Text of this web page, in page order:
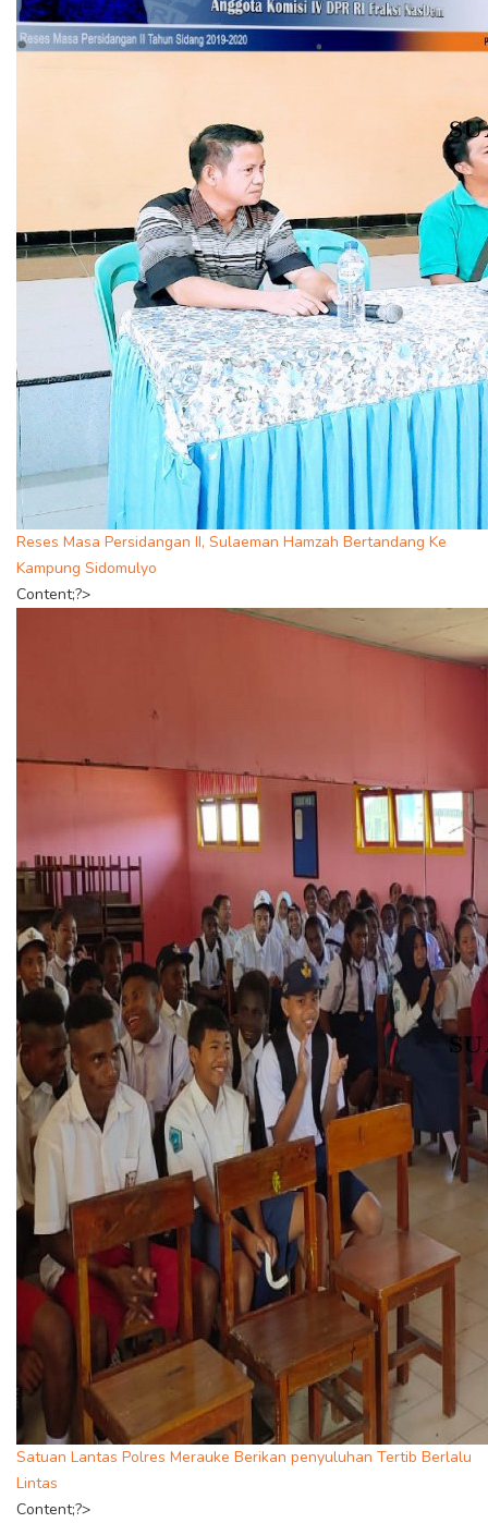
Reses Masa Persidangan II, Sulaeman Hamzah Bertandang Ke
Kampung Sidomulyo
Content;?>
Satuan Lantas Polres Merauke Berikan penyuluhan Tertib Berlalu
Lintas
Content;?>